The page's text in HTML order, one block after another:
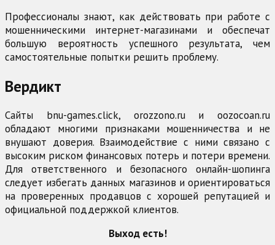
Профессионалы знают, как действовать при работе с
мошенническими интернет-магазинами и обеспечат
большую вероятность успешного результата, чем
самостоятельные попытки решить проблему.
Вердикт
Сайты bnu-games.click, orozzono.ru и oozocoan.ru
обладают многими признаками мошенничества и не
внушают доверия. Взаимодействие с ними связано с
высоким риском финансовых потерь и потери времени.
Для ответственного и безопасного онлайн-шопинга
следует избегать данных магазинов и ориентироваться
на проверенных продавцов с хорошей репутацией и
официальной поддержкой клиентов.
Выход есть!